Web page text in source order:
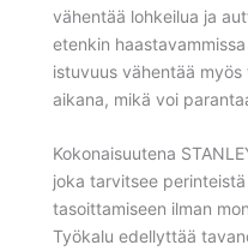
vähentää lohkeilua ja
etenkin
istuvuus vähentää
aikana, mikä voi
Kokonaisuutena
joka tarvitsee
tasoittamiseen ilman
Työkalu edellyttää